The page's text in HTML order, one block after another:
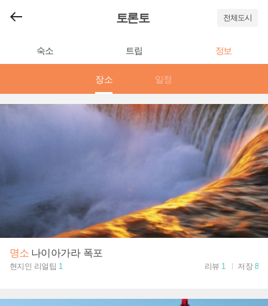
토론토 전체도시
숙소 트립 정보
장소 일정
명소 나이아가라 폭포
현지인 리얼팁 1 리뷰 1 저장 8